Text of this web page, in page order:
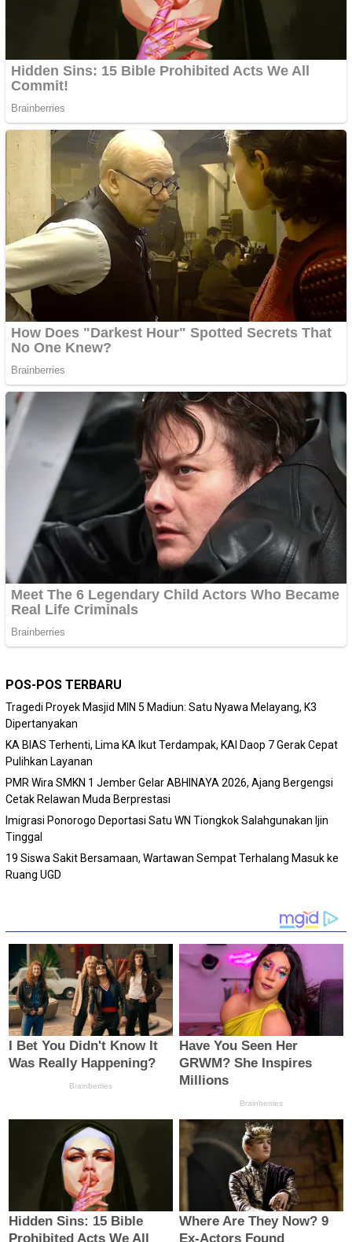
POS-POS TERBARU
Tragedi Proyek Masjid MIN 5 Madiun: Satu Nyawa Melayang, K3
Dipertanyakan
KA BIAS Terhenti, Lima KA Ikut Terdampak, KAI Daop 7 Gerak Cepat
Pulihkan Layanan
PMR Wira SMKN 1 Jember Gelar ABHINAYA 2026, Ajang Bergengsi
Cetak Relawan Muda Berprestasi
Imigrasi Ponorogo Deportasi Satu WN Tiongkok Salahgunakan Ijin
Tinggal
19 Siswa Sakit Bersamaan, Wartawan Sempat Terhalang Masuk ke
Ruang UGD